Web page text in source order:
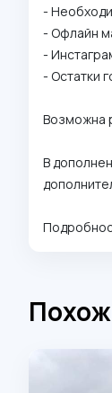
-
- Офлайн
-
- Остатки
Возможна
В